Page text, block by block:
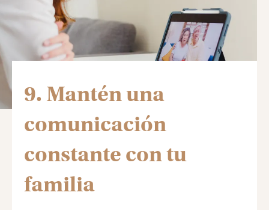
9. Mantén una
comunicación
constante con tu
familia